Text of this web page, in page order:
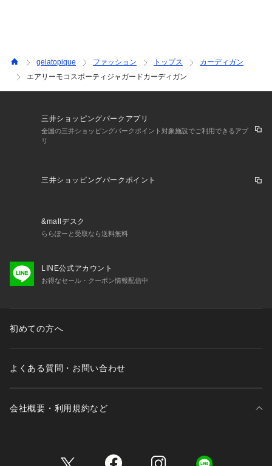
gelatopique ファッション トップス
カーディガン
エアリーモコスポーティジャガードカーディガン
三井ショッピングパークアプリ
全国の三井ショッピングパークポイント対象施設でご利用できるアプ
リ
三井ショッピングパークポイント
&mallデスク
ららぽーと受取なら送料無料
LINE公式アカウント
お得なセール・クーポン情報配信中
初めての方へ
よくある質問・お問い合わせ
会社概要・利用規約など